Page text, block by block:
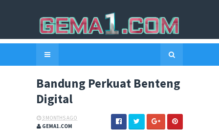
Bandung Perkuat Benteng
Digital
3 MONTHS AGO
GEMA1.COM